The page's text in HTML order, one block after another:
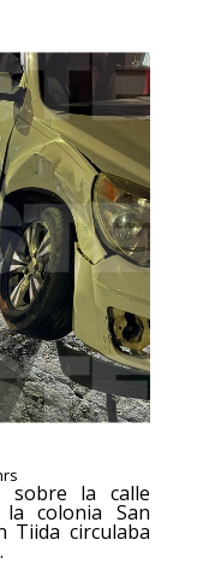
sobre la calle
colonia San
Tiida circulaba